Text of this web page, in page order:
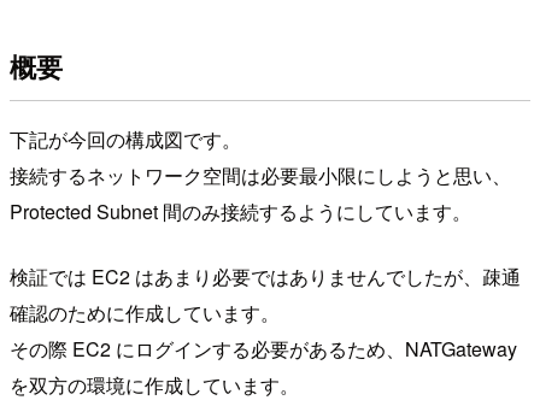
概要
下記が今回の構成図です。
接続するネットワーク空間は必要最小限にしようと思い、
Protected Subnet 間のみ接続するようにしています。
検証では EC2 はあまり必要ではありませんでしたが、疎通
確認のために作成しています。
その際 EC2 にログインする必要があるため、NATGateway
を双方の環境に作成しています。